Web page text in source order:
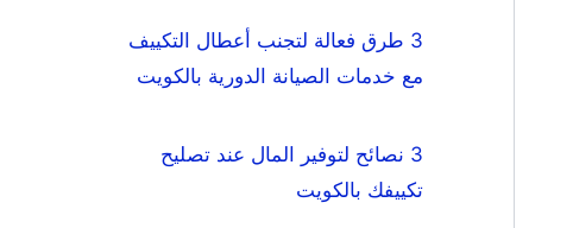
3 طرق فعالة لتجنب أعطال التكييف
مع خدمات الصيانة الدورية بالكويت
3 نصائح لتوفير المال عند تصليح
تكييفك بالكويت